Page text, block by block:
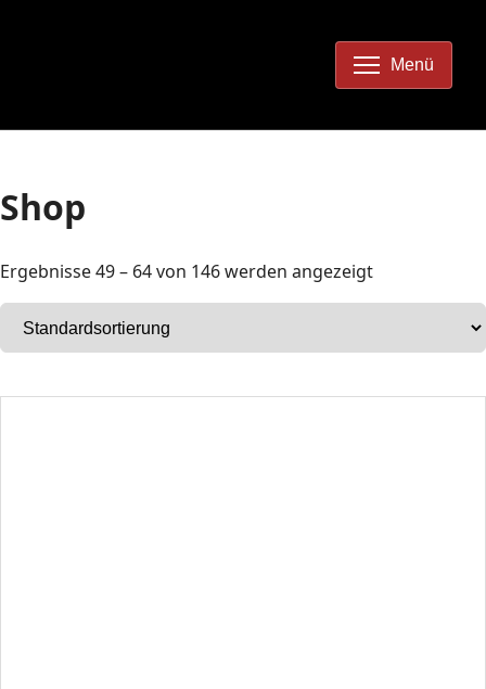
Menü
Shop
Ergebnisse 49 – 64 von 146 werden angezeigt